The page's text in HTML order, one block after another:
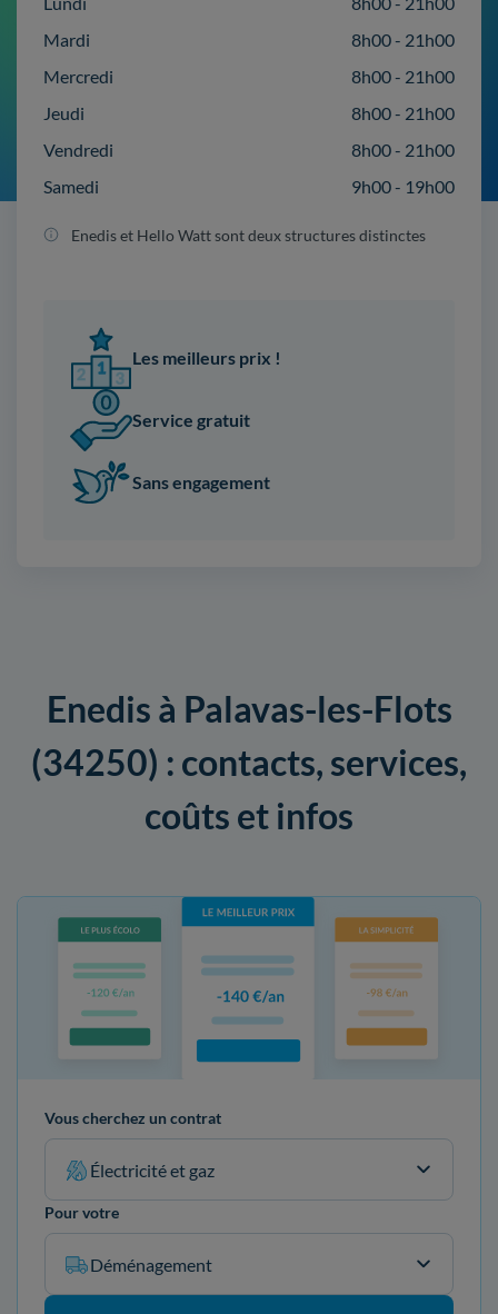
Mardi
8h00 - 21h00
Mercredi
8h00 - 21h00
Jeudi
8h00 - 21h00
Vendredi
8h00 - 21h00
Samedi
9h00 - 19h00
Enedis et Hello Watt sont deux structures distinctes
Les meilleurs prix !
Service gratuit
Sans engagement
Enedis à Palavas-les-Flots
(34250) : contacts, services,
coûts et infos
Vous cherchez un contrat
Électricité et gaz
Pour votre
Déménagement